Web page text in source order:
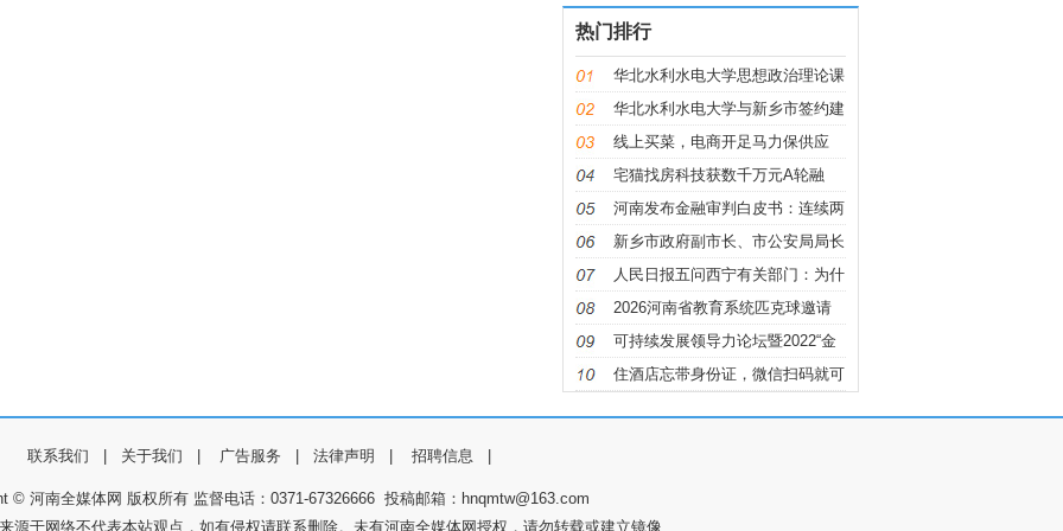
热门排行
华北水利水电大学思想政治理论课
华北水利水电大学与新乡市签约建
设
线上买菜，电商开足马力保供应
宅猫找房科技获数千万元A轮融
资，万
河南发布金融审判白皮书：连续两
年
新乡市政府副市长、市公安局局长
朱
人民日报五问西宁有关部门：为什
么
2026河南省教育系统匹克球邀请
赛举办
可持续发展领导力论坛暨2022“金
钥
住酒店忘带身份证，微信扫码就可
联系我们 关于我们 广告服务 法律声明 招聘信息
© 河南全媒体网 版权所有 监督电话：0371-67326666 投稿邮箱：hnqmtw@163.com
源于网络不代表本站观点，如有侵权请联系删除。未有河南全媒体网授权，请勿转载或建立镜像